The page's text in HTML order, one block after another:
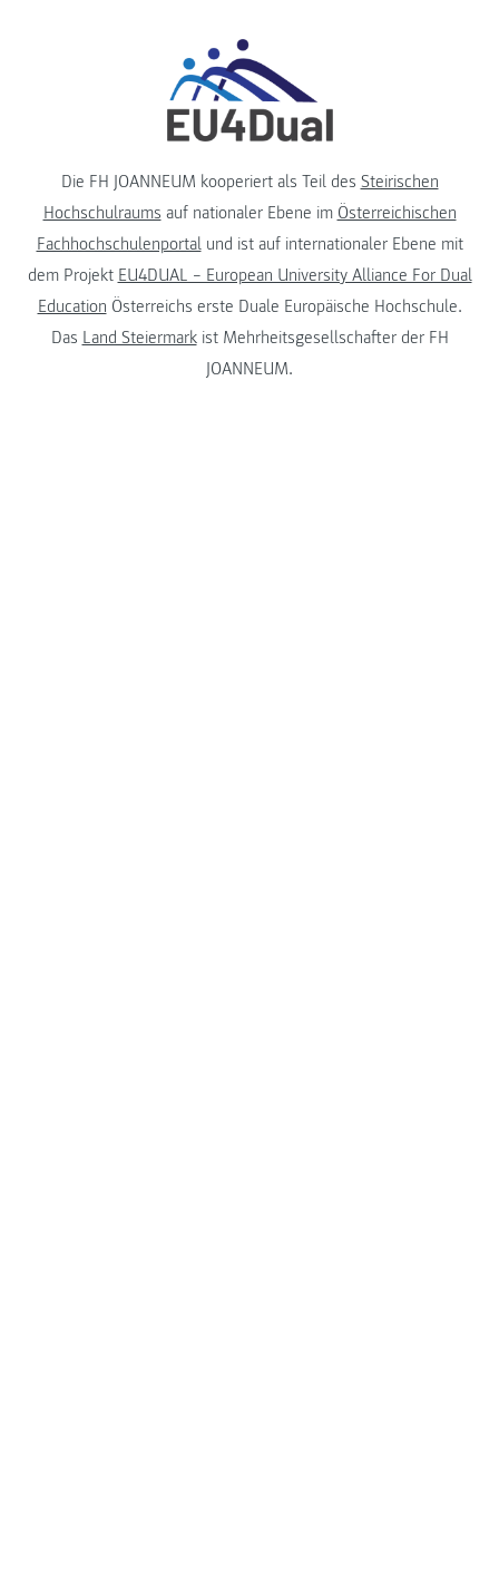
Die FH JOANNEUM kooperiert als Teil des Steirischen
Hochschulraums auf nationaler Ebene im Österreichischen
Fachhochschulenportalund ist auf internationaler Ebene mit
dem Projekt EU4DUAL – European University Alliance For Dual
Education Österreichs erste Duale Europäische Hochschule.
Das Land Steiermarkist Mehrheitsgesellschafter der FH
JOANNEUM.